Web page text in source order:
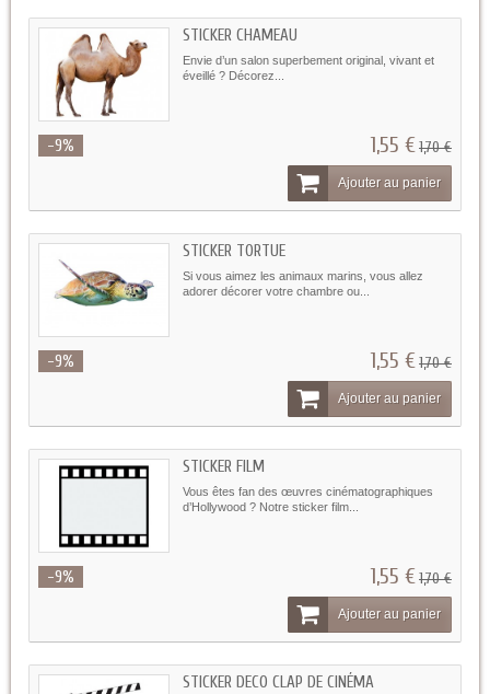
STICKER CHAMEAU
Envie d’un salon superbement original, vivant et
éveillé ? Décorez...
-9% 1,55 €1,70 €
Ajouter au panier
STICKER TORTUE
Si vous aimez les animaux marins, vous allez
adorer décorer votre chambre ou...
-9% 1,55 €1,70 €
Ajouter au panier
STICKER FILM
Vous êtes fan des œuvres cinématographiques
d’Hollywood ? Notre sticker film...
-9% 1,55 €1,70 €
Ajouter au panier
STICKER DECO CLAP DE CINÉMA